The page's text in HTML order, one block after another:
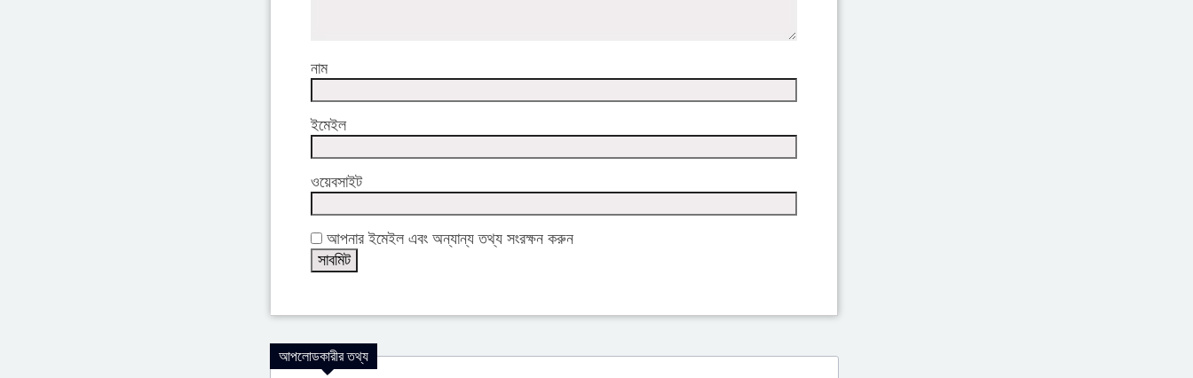
নাম
ইমেইল
ওয়েবসাইট
আপনার ইমেইল এবং অন্যান্য তথ্য সংরক্ষন করুন
আপলোডকারীর তথ্য